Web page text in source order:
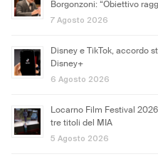
Borgonzoni: “Obiettivo
7 Agosto 2026
Disney e TikTok, accordo
Disney+
6 Agosto 2026
Locarno Film Festival
tre titoli del MIA
5 Agosto 2026